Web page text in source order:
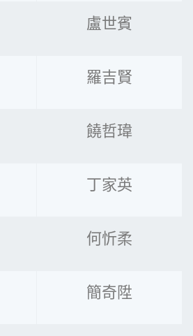
盧世賓
羅吉賢
饒哲瑋
丁家英
何忻柔
簡奇陞